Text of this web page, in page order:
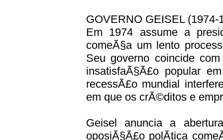
GOVERNO GEISEL (1974-
Em 1974 assume a
comeÃ§a um lento
Seu governo coincide
insatisfaÃ§Ã£o popular
recessÃ£o mundial
em que os crÃ©ditos e
Geisel anuncia a
oposiÃ§Ã£o polÃ­tica